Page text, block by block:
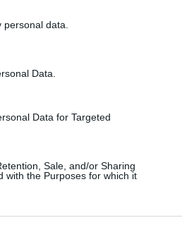
data.
Data.
Data for Targeted
Sale, and/or Sharing
with the Purposes for which it
à la télévision en France
à la télévision
notre partenaire
calendriers et résultats.